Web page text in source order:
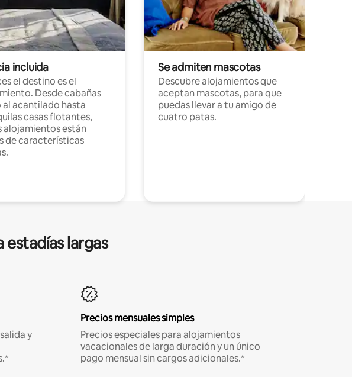
incluida
el destino es el
Desde cabañas
al acantilado hasta
casas flotantes,
alojamientos están
de características
Se admiten mascotas
Descubre alojamientos que
aceptan mascotas, para que
puedas llevar a tu amigo de
cuatro patas.
estadías largas
y
Precios mensuales simples
Precios especiales para alojamientos
vacacionales de larga duración y un único
pago mensual sin cargos adicionales.*